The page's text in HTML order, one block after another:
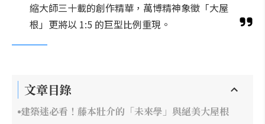
縮大師三十載的創作精華，萬博精神象徵「大屋
根」更將以 1:5 的巨型比例重現。
文章目錄
建築迷必看！藤本壯介的「未來學」與絕美大屋根